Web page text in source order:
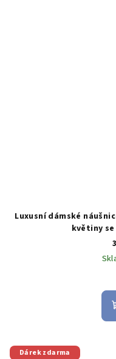
Luxusní dámské
květiny
Dárek zdarma